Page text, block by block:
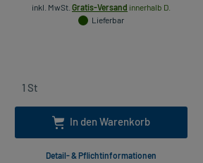
inkl. MwSt. Gratis-Versand innerhalb D.
Lieferbar
In den Warenkorb
Detail- & Pflichtinformationen